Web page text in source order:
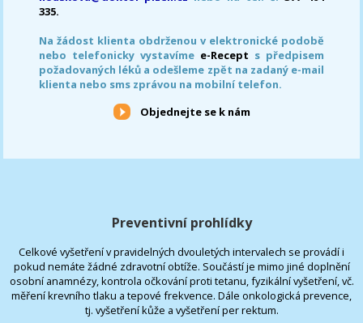
335.
Na žádost klienta obdrženou v elektronické podobě
nebo telefonicky vystavíme e-Recept s předpisem
požadovaných léků a odešleme zpět na zadaný e-mail
klienta nebo sms zprávou na mobilní telefon.
Objednejte se k nám
Preventivní prohlídky
Celkové vyšetření v pravidelných dvouletých intervalech se provádí i
pokud nemáte žádné zdravotní obtíže. Součástí je mimo jiné doplnění
osobní anamnézy, kontrola očkování proti tetanu, fyzikální vyšetření, vč.
měření krevního tlaku a tepové frekvence. Dále onkologická prevence,
tj. vyšetření kůže a vyšetření per rektum.